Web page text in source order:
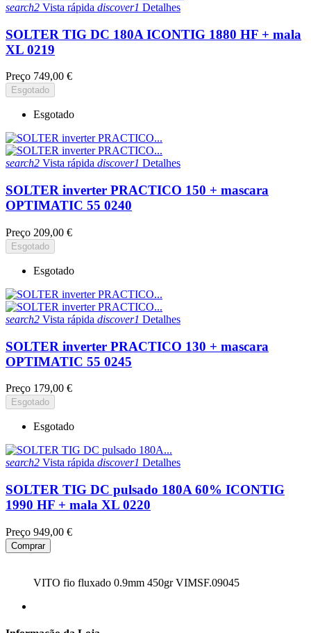
search2 Vista rápida discover1 Detalhes
SOLTER TIG DC 180A ICONTIG 1880 HF + mala
XL 0219
Preço 749,00 €
Esgotado
Esgotado
search2 Vista rápida discover1 Detalhes
SOLTER inverter PRACTICO 150 + mascara
OPTIMATIC 55 0240
Preço 209,00 €
Esgotado
Esgotado
search2 Vista rápida discover1 Detalhes
SOLTER inverter PRACTICO 130 + mascara
OPTIMATIC 55 0245
Preço 179,00 €
Esgotado
Esgotado
search2 Vista rápida discover1 Detalhes
SOLTER TIG DC pulsado 180A 60% ICONTIG
1990 HF + mala XL 0220
Preço 949,00 €
Comprar
VITO fio fluxado 0.9mm 450gr VIMSF.09045